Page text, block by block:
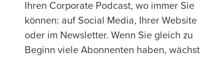
Ihren Corporate Podcast, wo immer Sie
können: auf Social Media, Ihrer Website
oder im Newsletter. Wenn Sie gleich zu
Beginn viele Abonnenten haben, wächst